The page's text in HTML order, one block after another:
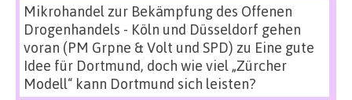
Mikrohandel zur Bekämpfung des Offenen
Drogenhandels - Köln und Düsseldorf gehen
voran (PM Grpne & Volt und SPD) zu Eine gute
Idee für Dortmund, doch wie viel „Zürcher
Modell“ kann Dortmund sich leisten?